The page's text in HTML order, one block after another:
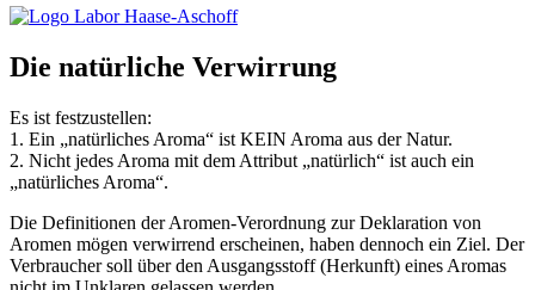
Die natürliche Verwirrung
Es ist festzustellen:
1. Ein „natürliches Aroma“ ist KEIN Aroma aus der Natur.
2. Nicht jedes Aroma mit dem Attribut „natürlich“ ist auch ein
„natürliches Aroma“.
Die Definitionen der Aromen-Verordnung zur Deklaration von
Aromen mögen verwirrend erscheinen, haben dennoch ein Ziel. Der
Verbraucher soll über den Ausgangsstoff (Herkunft) eines Aromas